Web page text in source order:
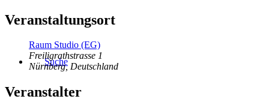
Suche
Veranstaltungsort
Raum Studio (EG)
Freiligrathstrasse 1
Nürnberg, Deutschland
Veranstalter